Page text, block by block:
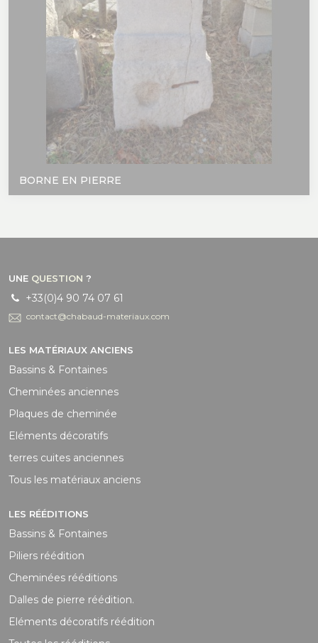
BORNE EN PIERRE
UNE QUESTION ?
+33(0)4 90 74 07 61
contact@chabaud-materiaux.com
LES MATÉRIAUX ANCIENS
Bassins & Fontaines
Cheminées anciennes
Plaques de cheminée
Eléments décoratifs
terres cuites anciennes
Tous les matériaux anciens
LES RÉÉDITIONS
Bassins & Fontaines
Piliers réédition
Cheminées rééditions
Dalles de pierre réédition.
Eléments décoratifs réédition